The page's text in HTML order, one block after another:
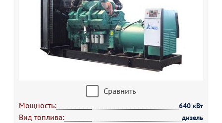
Сравнить
Мощность:
640 кВт
Вид топлива: дизель